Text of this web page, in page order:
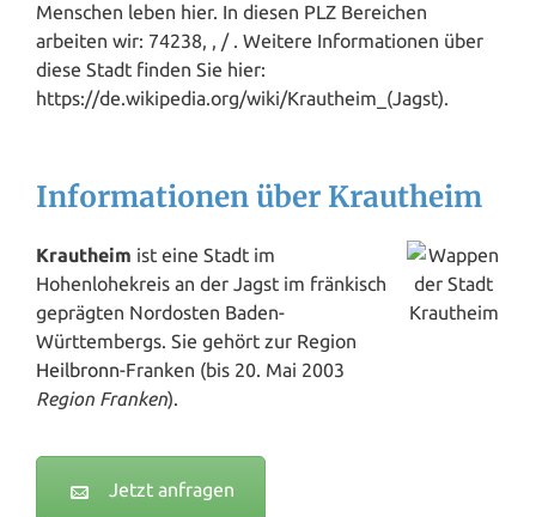
Menschen leben hier. In diesen PLZ Bereichen
arbeiten wir: 74238, , / . Weitere Informationen über
diese Stadt finden Sie hier:
https://de.wikipedia.org/wiki/Krautheim_(Jagst).
Informationen über Krautheim
Krautheim ist eine Stadt im
Hohenlohekreis an der Jagst im fränkisch
geprägten Nordosten Baden-
Württembergs. Sie gehört zur Region
Heilbronn-Franken (bis 20. Mai 2003
Region Franken).
Jetzt anfragen